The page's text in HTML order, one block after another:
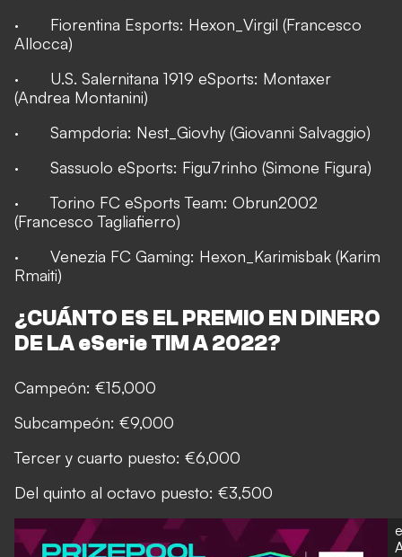
· Fiorentina Esports: Hexon_Virgil (Francesco
Allocca)
· U.S. Salernitana 1919 eSports: Montaxer
(Andrea Montanini)
· Sampdoria: Nest_Giovhy (Giovanni Salvaggio)
· Sassuolo eSports: Figu7rinho (Simone Figura)
· Torino FC eSports Team: Obrun2002
(Francesco Tagliafierro)
· Venezia FC Gaming: Hexon_Karimisbak (Karim
Rmaiti)
¿CUÁNTO ES EL PREMIO EN DINERO
DE LA eSerie TIM A 2022?
Campeón: €15,000
Subcampeón: €9,000
Tercer y cuarto puesto: €6,000
Del quinto al octavo puesto: €3,500